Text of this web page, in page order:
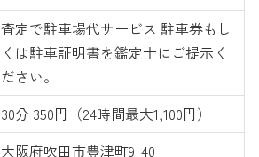
査定で駐車場代サービス 駐車券もし
くは駐車証明書を鑑定士にご提示く
ださい。
30分 350円（24時間最大1,100円）
大阪府吹田市豊津町9-40